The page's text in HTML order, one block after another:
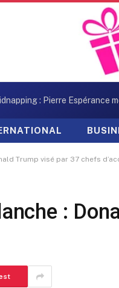
Trump visé par 37 chefs
: